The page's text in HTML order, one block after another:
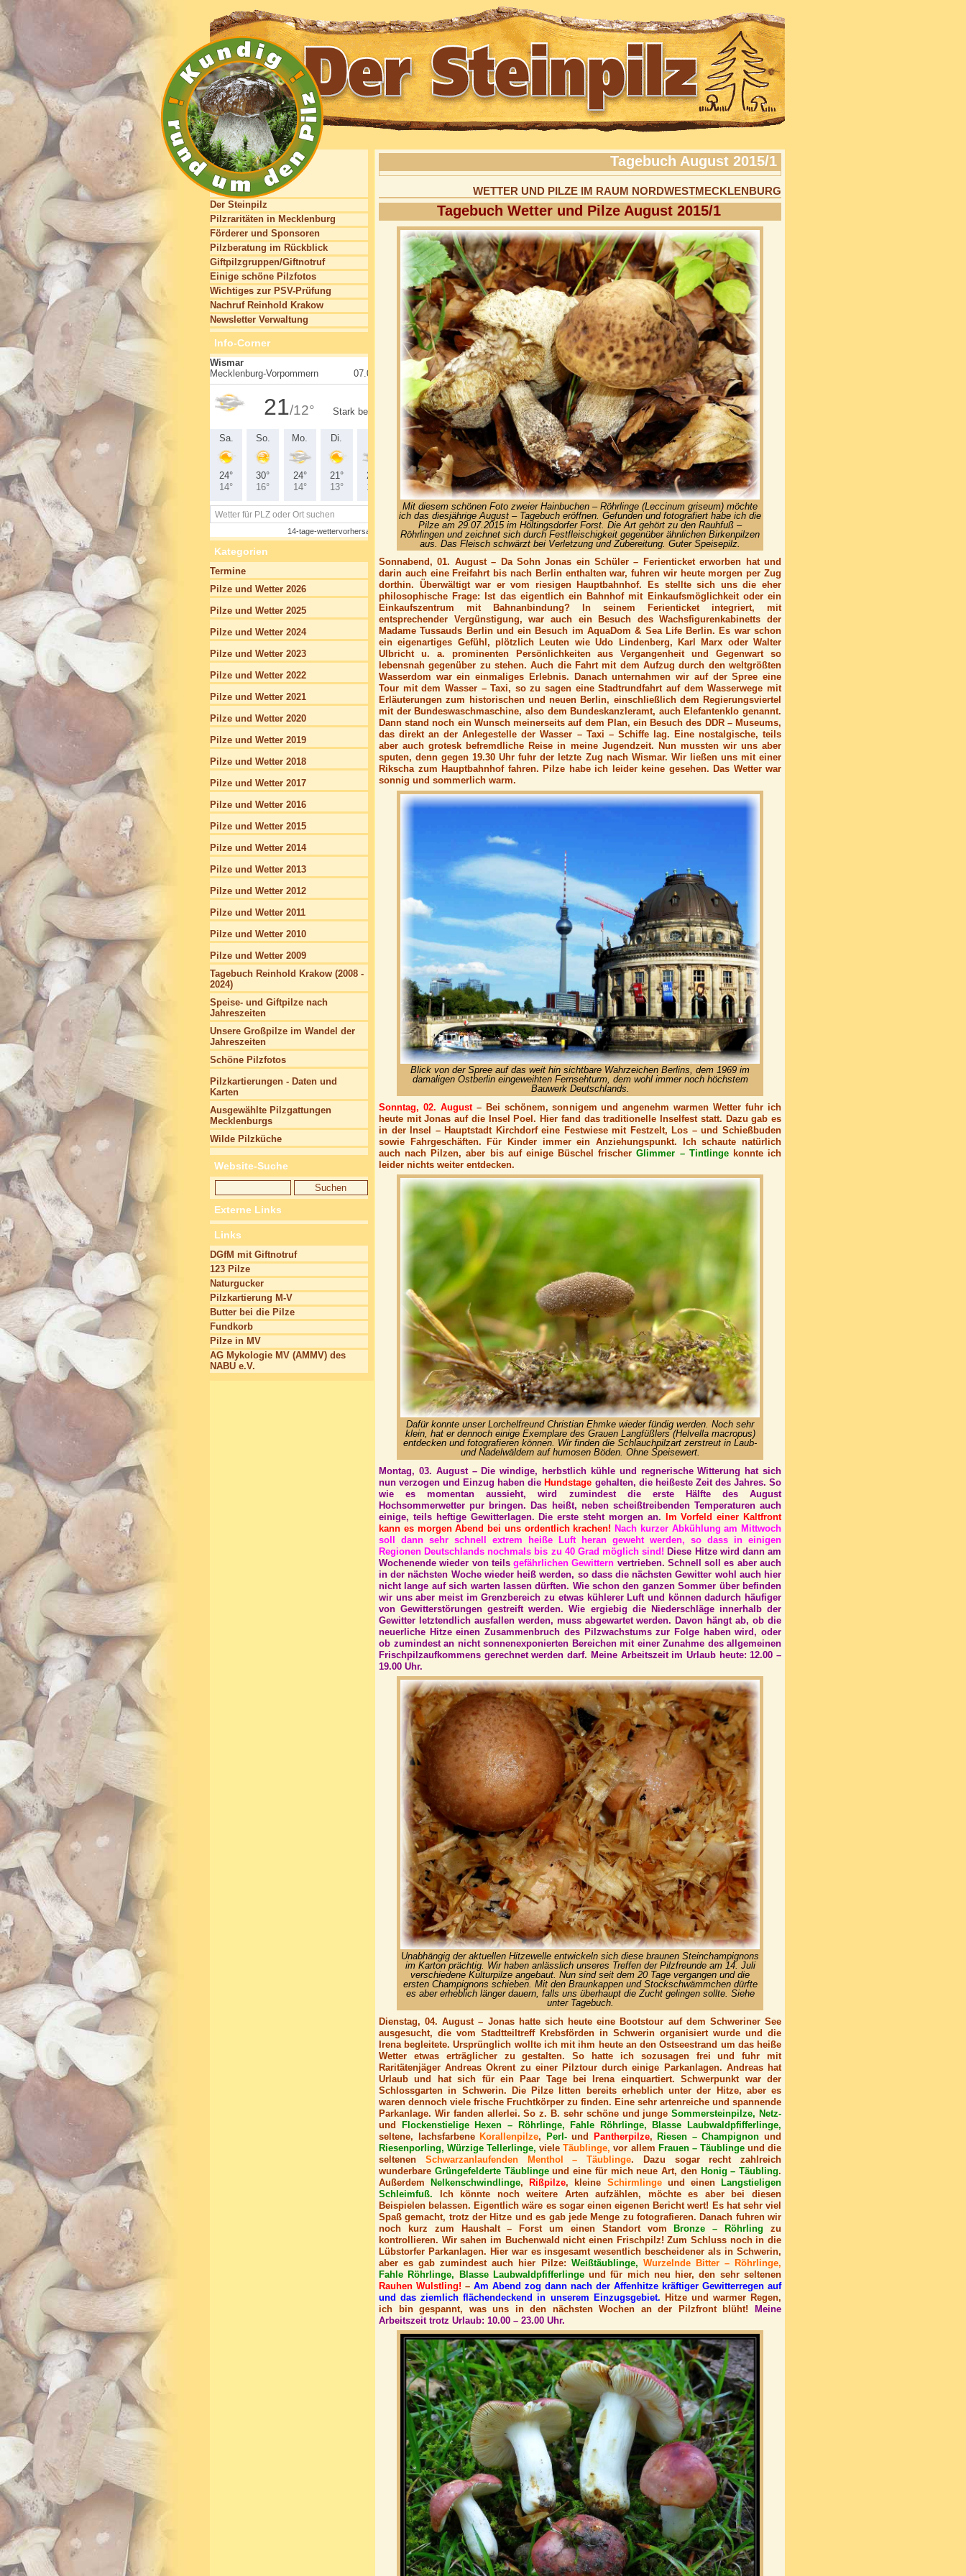
Tagebuch August 2015/1
WETTER UND PILZE IM RAUM NORDWESTMECKLENBURG
Tagebuch Wetter und Pilze August 2015/1
Mit diesem schönen Foto zweier Hainbuchen – Röhrlinge (Leccinum griseum) möchte
ich das diesjährige August – Tagebuch eröffnen. Gefunden und fotografiert habe ich die
Pilze am 29.07.2015 im Höltingsdorfer Forst. Die Art gehört zu den Rauhfuß –
Röhrlingen und zeichnet sich durch Festfleischigkeit gegenüber ähnlichen Birkenpilzen
aus. Das Fleisch schwärzt bei Verletzung und Zubereitung. Guter Speisepilz.
Sonnabend, 01. August – Da Sohn Jonas ein Schüler – Ferienticket erworben hat und
darin auch eine Freifahrt bis nach Berlin enthalten war, fuhren wir heute morgen per Zug
dorthin. Überwältigt war er vom riesigen Hauptbahnhof. Es stellte sich uns die eher
philosophische Frage: Ist das eigentlich ein Bahnhof mit Einkaufsmöglichkeit oder ein
Einkaufszentrum mit Bahnanbindung? In seinem Ferienticket integriert, mit
entsprechender Vergünstigung, war auch ein Besuch des Wachsfigurenkabinetts der
Madame Tussauds Berlin und ein Besuch im AquaDom & Sea Life Berlin. Es war schon
ein eigenartiges Gefühl, plötzlich Leuten wie Udo Lindenberg, Karl Marx oder Walter
Ulbricht u. a. prominenten Persönlichkeiten aus Vergangenheit und Gegenwart so
lebensnah gegenüber zu stehen. Auch die Fahrt mit dem Aufzug durch den weltgrößten
Wasserdom war ein einmaliges Erlebnis. Danach unternahmen wir auf der Spree eine
Tour mit dem Wasser – Taxi, so zu sagen eine Stadtrundfahrt auf dem Wasserwege mit
Erläuterungen zum historischen und neuen Berlin, einschließlich dem Regierungsviertel
mit der Bundeswaschmaschine, also dem Bundeskanzleramt, auch Elefantenklo genannt.
Dann stand noch ein Wunsch meinerseits auf dem Plan, ein Besuch des DDR – Museums,
das direkt an der Anlegestelle der Wasser – Taxi – Schiffe lag. Eine nostalgische, teils
aber auch grotesk befremdliche Reise in meine Jugendzeit. Nun mussten wir uns aber
sputen, denn gegen 19.30 Uhr fuhr der letzte Zug nach Wismar. Wir ließen uns mit einer
Rikscha zum Hauptbahnhof fahren. Pilze habe ich leider keine gesehen. Das Wetter war
sonnig und sommerlich warm.
Blick von der Spree auf das weit hin sichtbare Wahrzeichen Berlins, dem 1969 im
damaligen Ostberlin eingeweihten Fernsehturm, dem wohl immer noch höchstem
Bauwerk Deutschlands.
Sonntag, 02. August – Bei schönem, sonnigem und angenehm warmen Wetter fuhr ich
heute mit Jonas auf die Insel Poel. Hier fand das traditionelle Inselfest statt. Dazu gab es
in der Insel – Hauptstadt Kirchdorf eine Festwiese mit Festzelt, Los – und Schießbuden
sowie Fahrgeschäften. Für Kinder immer ein Anziehungspunkt. Ich schaute natürlich
auch nach Pilzen, aber bis auf einige Büschel frischerGlimmer – Tintlingekonnte ich
leider nichts weiter entdecken.
Dafür konnte unser Lorchelfreund Christian Ehmke wieder fündig werden. Noch sehr
klein, hat er dennoch einige Exemplare des Grauen Langfüßlers (Helvella macropus)
entdecken und fotografieren können. Wir finden die Schlauchpilzart zerstreut in Laub-
und Nadelwäldern auf humosen Böden. Ohne Speisewert.
Montag, 03. August – Die windige, herbstlich kühle und regnerische Witterung hat sich
nun verzogen und Einzug haben die Hundstage gehalten, die heißeste Zeit des Jahres. So
wie es momentan aussieht, wird zumindest die erste Hälfte des August
Hochsommerwetter pur bringen. Das heißt, neben scheißtreibenden Temperaturen auch
einige, teils heftige Gewitterlagen. Die erste steht morgen an.
Im Vorfeld einer Kaltfront
kann es morgen Abend bei uns ordentlich krachen! Nach kurzer Abkühlung am Mittwoch
soll dann sehr schnell extrem heiße Luft heran geweht werden, so dass in einigen
Regionen Deutschlands nochmals bis zu 40 Grad möglich sind! Diese Hitze wird dann am
Wochenende wieder von teilsgefährlichen Gewittern vertrieben. Schnell soll es aber auch
in der nächsten Woche wieder heiß werden, so dass die nächsten Gewitter wohl auch hier
nicht lange auf sich warten lassen dürften. Wie schon den ganzen Sommer über befinden
wir uns aber meist im Grenzbereich zu etwas kühlerer Luft und können dadurch häufiger
von Gewitterstörungen gestreift werden. Wie ergiebig die Niederschläge innerhalb der
Gewitter letztendlich ausfallen werden, muss abgewartet werden. Davon hängt ab, ob die
neuerliche Hitze einen Zusammenbruch des Pilzwachstums zur Folge haben wird, oder
ob zumindest an nicht sonnenexponierten Bereichen mit einer Zunahme des allgemeinen
Frischpilzaufkommens gerechnet werden darf. Meine Arbeitszeit im Urlaub heute: 12.00 –
19.00 Uhr.
Unabhängig der aktuellen Hitzewelle entwickeln sich diese braunen Steinchampignons
im Karton prächtig. Wir haben anlässlich unseres Treffen der Pilzfreunde am 14. Juli
verschiedene Kulturpilze angebaut. Nun sind seit dem 20 Tage vergangen und die
ersten Champignons schieben. Mit den Braunkappen und Stockschwämmchen dürfte
es aber erheblich länger dauern, falls uns überhaupt die Zucht gelingen sollte. Siehe
unter Tagebuch.
Dienstag, 04. August – Jonas hatte sich heute eine Bootstour auf dem Schweriner See
ausgesucht, die vom Stadtteiltreff Krebsförden in Schwerin organisiert wurde und die
Irena begleitete. Ursprünglich wollte ich mit ihm heute an den Ostseestrand um das heiße
Wetter etwas erträglicher zu gestalten. So hatte ich sozusagen frei und fuhr mit
Raritätenjäger Andreas Okrent zu einer Pilztour durch einige Parkanlagen. Andreas hat
Urlaub und hat sich für ein Paar Tage bei Irena einquartiert. Schwerpunkt war der
Schlossgarten in Schwerin. Die Pilze litten bereits erheblich unter der Hitze, aber es
waren dennoch viele frische Fruchtkörper zu finden. Eine sehr artenreiche und spannende
Parkanlage. Wir fanden allerlei. So z. B. sehr schöne und jungeSommersteinpilze, Netz-
und Flockenstielige Hexen – Röhrlinge, Fahle Röhrlinge, Blasse Laubwaldpfifferlinge,
seltene, lachsfarbeneKorallenpilze, Perl-und Pantherpilze,Riesen – Champignon und
Riesenporling, Würzige Tellerlinge, vieleTäublinge, vor allem Frauen – Täublingeund die
seltenen Schwarzanlaufenden Menthol – Täublinge. Dazu sogar recht zahlreich
wunderbare Grüngefelderte Täublingeund eine für mich neue Art, den Honig – Täubling.
AußerdemNelkenschwindlinge,Rißpilze, kleine Schirmlingeund einenLangstieligen
Schleimfuß. Ich könnte noch weitere Arten aufzählen, möchte es aber bei diesen
Beispielen belassen. Eigentlich wäre es sogar einen eigenen Bericht wert! Es hat sehr viel
Spaß gemacht, trotz der Hitze und es gab jede Menge zu fotografieren. Danach fuhren wir
noch kurz zum Haushalt – Forst um einen Standort vomBronze – Röhrling zu
kontrollieren. Wir sahen im Buchenwald nicht einen Frischpilz! Zum Schluss noch in die
Lübstorfer Parkanlagen. Hier war es insgesamt wesentlich bescheidener als in Schwerin,
aber es gab zumindest auch hier Pilze: Weißtäublinge, Wurzelnde Bitter – Röhrlinge,
Fahle Röhrlinge, Blasse Laubwaldpfifferlingeund für mich neu hier, den sehr seltenen
Rauhen Wulstling! – Am Abend zog dann nach der Affenhitze kräftiger Gewitterregen auf
und das ziemlich flächendeckend in unserem Einzugsgebiet. Hitze und warmer Regen,
ich bin gespannt, was uns in den nächsten Wochen an der Pilzfront blüht! Meine
Arbeitszeit trotz Urlaub: 10.00 – 23.00 Uhr.
Der Steinpilz
Pilzraritäten in Mecklenburg
Förderer und Sponsoren
Pilzberatung im Rückblick
Giftpilzgruppen/Giftnotruf
Einige schöne Pilzfotos
Wichtiges zur PSV-Prüfung
Nachruf Reinhold Krakow
Newsletter Verwaltung
Info-Corner
Kategorien
Termine
Pilze und Wetter 2026
Pilze und Wetter 2025
Pilze und Wetter 2024
Pilze und Wetter 2023
Pilze und Wetter 2022
Pilze und Wetter 2021
Pilze und Wetter 2020
Pilze und Wetter 2019
Pilze und Wetter 2018
Pilze und Wetter 2017
Pilze und Wetter 2016
Pilze und Wetter 2015
Pilze und Wetter 2014
Pilze und Wetter 2013
Pilze und Wetter 2012
Pilze und Wetter 2011
Pilze und Wetter 2010
Pilze und Wetter 2009
Tagebuch Reinhold Krakow (2008 -
2024)
Speise- und Giftpilze nach
Jahreszeiten
Unsere Großpilze im Wandel der
Jahreszeiten
Schöne Pilzfotos
Pilzkartierungen - Daten und
Karten
Ausgewählte Pilzgattungen
Mecklenburgs
Wilde Pilzküche
Website-Suche
Externe Links
Links
DGfM mit Giftnotruf
123 Pilze
Naturgucker
Pilzkartierung M-V
Butter bei die Pilze
Fundkorb
Pilze in MV
AG Mykologie MV (AMMV) des
NABU e.V.